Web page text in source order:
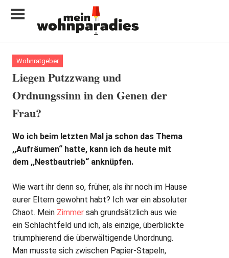
Inhalt
My
home
is
my
castle
Wohnratgeber
Liegen Putzzwang und
Ordnungssinn in den Genen der
Frau?
Wo ich beim letzten Mal ja schon das Thema
,,Aufräumen“ hatte, kann ich da heute mit
dem ,,Nestbautrieb“ anknüpfen.
Wie wart ihr denn so, früher, als ihr noch im Hause
eurer Eltern gewohnt habt? Ich war ein absoluter
Chaot. Mein Zimmer sah grundsätzlich aus wie
ein Schlachtfeld und ich, als einzige, überblickte
triumphierend die überwältigende Unordnung.
Man musste sich zwischen Papier-Stapeln,